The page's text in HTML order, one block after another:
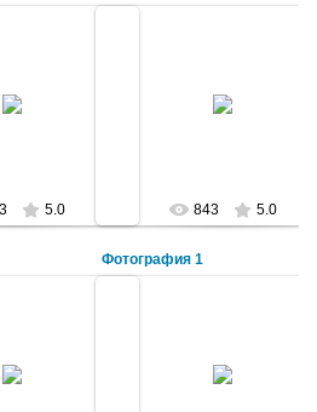
Монитор сутками
рекламу
5.0
Белеет парус одинокий
843 5.0
Балхаш
Фотография 1
Памятник Агыбаю батыру на
площади Теуелсіздік